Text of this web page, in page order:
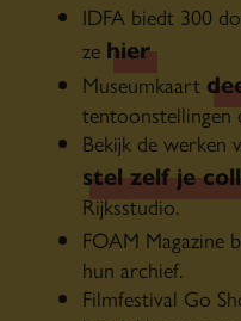
IDFA biedt 300
ze hier.
Museumkaart
tentoonstellingen
Bekijk de werken
stel zelf je
Rijksstudio.
FOAM Magazine
hun archief.
Filmfestival Go